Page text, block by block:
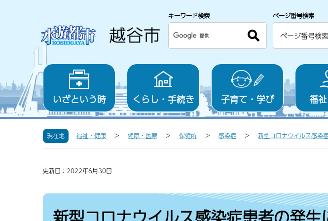
キーワード検索 ページ番号検索
いざという時 くらし・手続き 子育て・学び 福
現在地 福祉・健康 健康・医療 保健所 感染症 新型コロナウイルス感染
更新日：2022年6月30日